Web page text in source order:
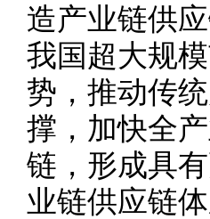
造产业链供
我国超大规
势，推动传
撑，加快全
链，形成具
业链供应链